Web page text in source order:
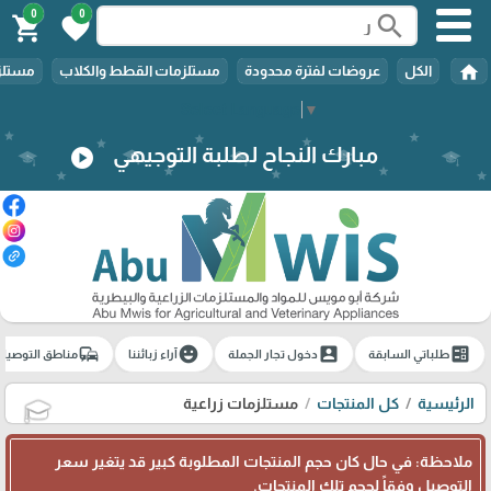
▼
search
0
favorite
0
shopping_cart
home الكل عروضات لفترة محدودة مستلزمات القطط والكلاب
مبارك النجاح لطلبة التوجيهي play_circle
🎓
ballotطلباتي السابقة account_boxدخول تجار الجملة emoji_emotionsآراء زبائننا commuteمناطق
الرئيسية كل المنتجات مستلزمات زراعية
ملاحظة: في حال كان حجم المنتجات المطلوبة كبير قد يتغير سعر
التوصيل وفقاً لحجم تلك المنتجات.